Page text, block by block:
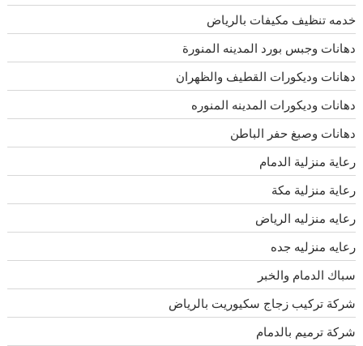
خدمه تنظيف مكيفات بالرياض
دهانات وجبس بورد المدينه المنورة
دهانات وديكورات القطيف والظهران
دهانات وديكورات المدينه المنوره
دهانات وصبغ حفر الباطن
رعاية منزلية الدمام
رعاية منزلية مكة
رعايه منزليه الرياض
رعايه منزليه جده
سباك الدمام والخبر
شركة تركيب زجاج سكيوريت بالرياض
شركة ترميم بالدمام